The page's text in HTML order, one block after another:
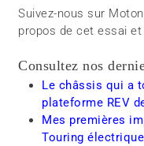
Suivez-nous sur
propos de cet essai
Consultez nos
Le châssis qui a
plateforme REV
Mes premières
Touring